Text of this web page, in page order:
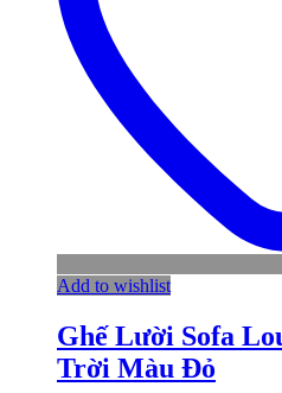
Add to wishlist
Ghế Lười Sofa
Trời Màu Đỏ